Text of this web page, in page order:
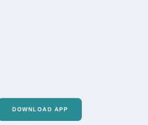
DOWNLOAD APP